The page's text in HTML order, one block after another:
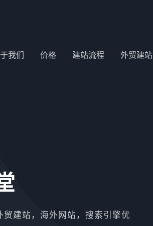
我们 价格 建站流程 外贸建站
建站，海外网站，搜索引擎优